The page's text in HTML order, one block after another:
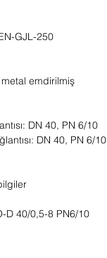
GJL-250
emdirilmiş
DN 40, PN 6/10
DN 40, PN 6/10
D 40/0,5-8 PN6/10